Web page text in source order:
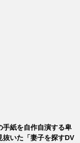
手紙を自作自演する卑
抜いた「妻子を探すDV